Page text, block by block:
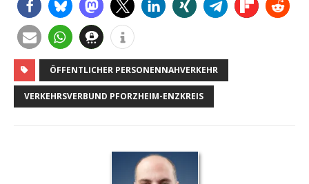
ÖFFENTLICHER PERSONENNAHVERKEHR
VERKEHRSVERBUND PFORZHEIM-ENZKREIS